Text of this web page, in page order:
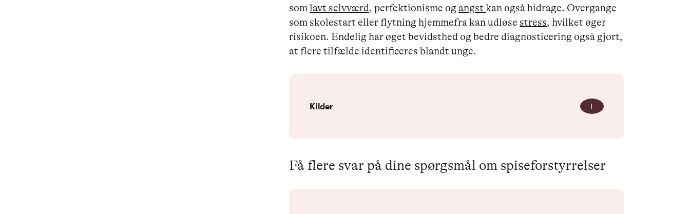
somlavt selvværd, perfektionisme ogangstkan også bidrage. Overgange
som skolestart eller flytning hjemmefra kan udløse stress, hvilket øger
risikoen. Endelig har øget bevidsthed og bedre diagnosticering også gjort,
at flere tilfælde identificeres blandt unge.
Kilder
Få flere svar på dine spørgsmål om spiseforstyrrelser